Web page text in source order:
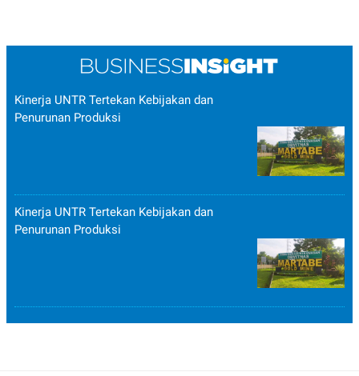
Kinerja UNTR Tertekan Kebijakan dan
Penurunan Produksi
Kinerja UNTR Tertekan Kebijakan dan
Penurunan Produksi